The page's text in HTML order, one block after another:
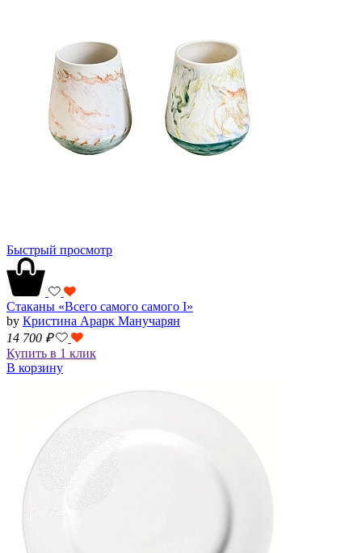
Быстрый просмотр
Стаканы «Всего самого самого I»
by Кристина Арарк Манучарян
14 700 ₽
Купить в 1 клик
В корзину